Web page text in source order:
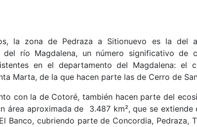
la zona de Pedraza a Sitionuevo es la del
del río Magdalena, un número significativo de
en el departamento del Magdalena: el
Marta, de la que hacen parte las de Cerro de
con la de Cotoré, también hacen parte del
área aproximada de 3.487 km², que se
Banco, cubriendo parte de Concordia, Pedraza,